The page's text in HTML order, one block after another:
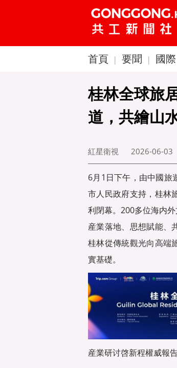
首頁 | 要聞 | 國際
桂林全球旅
道，共繪山
紅星衛視 2026-06-03
6月1日下午，由中國旅
市人民政府支持，桂林
利閉幕。200多位海内
産業落地、思想賦能、
桂林從傳統觀光向高端
實基礎。
産業研讨啓新程權威報